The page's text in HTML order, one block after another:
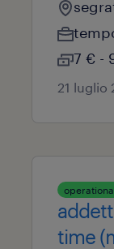
7 € -
21 luglio
time